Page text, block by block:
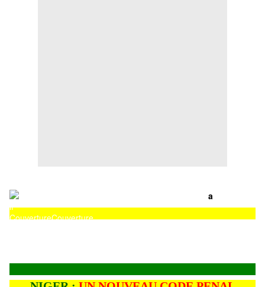
a
CouvertureCouverture